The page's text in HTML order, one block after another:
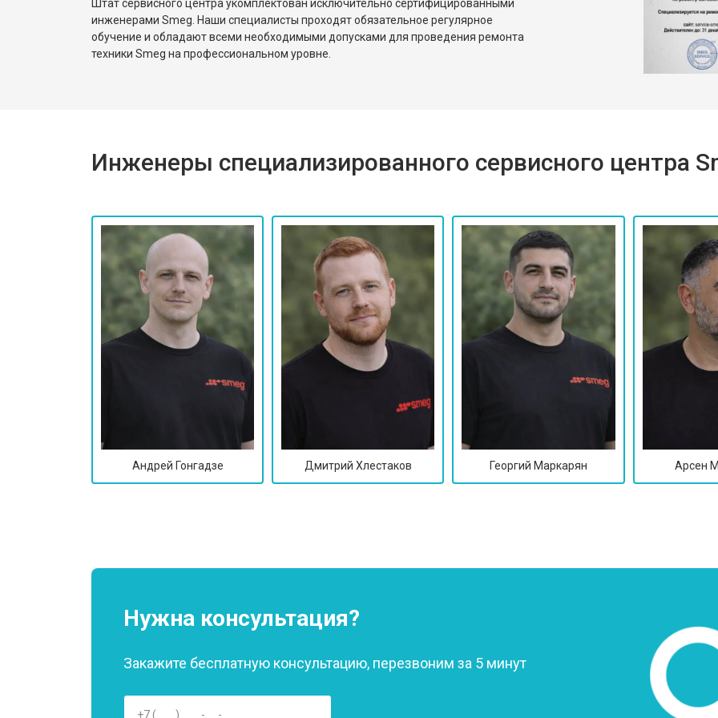
Штат сервисного центра укомплектован исключительно сертифицированными
инженерами Smeg. Наши специалисты проходят обязательное регулярное
обучение и обладают всеми необходимыми допусками для проведения ремонта
техники Smeg на профессиональном уровне.
Инженеры специализированного сервисного центра
Андрей Гонгадзе Дмитрий Хлестаков Георгий Маркарян Арсен
Нужна консультация?
Закажите бесплатную консультацию, перезвоним за 5 минут